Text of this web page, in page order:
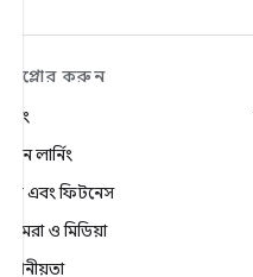
এক্সপ্লোর করুন
গেমিং
মেশিন লার্নিং
স্বাস্থ্য এবং ফিটনেস
ক্যামেরা ও মিডিয়া
গোপনীয়তা